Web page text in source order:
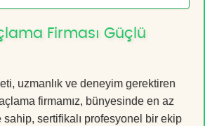
Firması Güçlü
uzmanlık ve deneyim gerektiren
firmamız, bünyesinde en az
sahip, sertifikalı profesyonel bir ekip